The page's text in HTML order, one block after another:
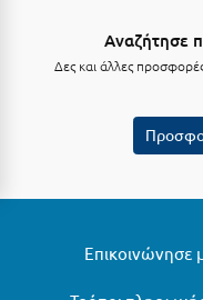
Λήμνος
Λίμνη Πλαστήρα
Λουτρά Πόζαρ
Αναζήτησε
Δες και άλλες
Επικοινώνησε